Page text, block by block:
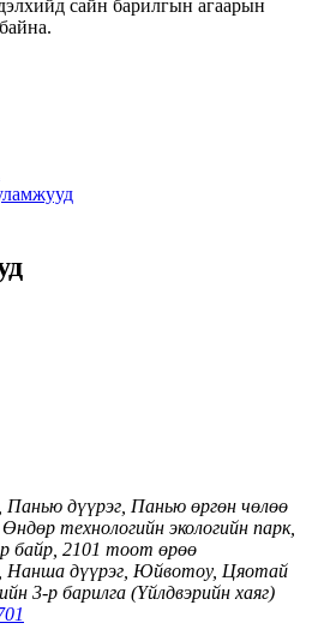
сайн барилгын агаарын
дүүрэг, Панью өргөн чөлөө
технологийн экологийн парк,
байр, 2101 тоот өрөө
Нанша дүүрэг, Юйвотоу, Цяотай
3-р барилга (Үйлдвэрийн хаяг)